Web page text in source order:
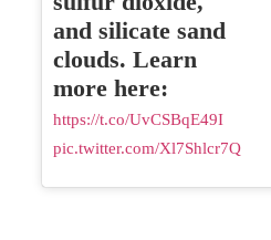
and silicate sand
clouds. Learn
more here:
https://t.co/UvCSBqE49I
pic.twitter.com/Xl7Shlcr7Q